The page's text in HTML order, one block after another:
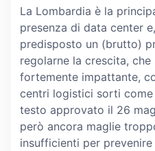
La Lombardia è la
presenza di data center
predisposto un (brutto)
regolarne la crescita,
fortemente impattante,
centri logistici sorti
testo approvato il 26
però ancora maglie
insufficienti per